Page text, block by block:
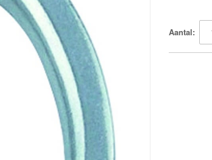
Aantal: